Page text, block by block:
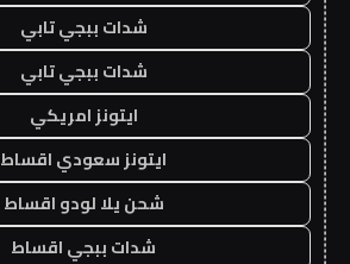
شدات ببجي تابي
شدات ببجي تابي
ايتونز امريكي
ايتونز سعودي اقساط
شحن يلا لودو اقساط
شدات ببجي اقساط